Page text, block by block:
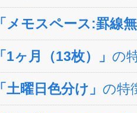
「メモスペース:罫線
「1ヶ月（13枚）」 の
「土曜日色分け」 の特